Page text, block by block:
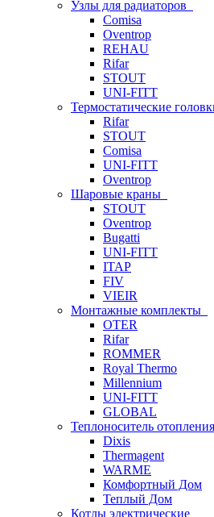
Узлы для радиаторов
Comisa
Oventrop
REHAU
Rifar
STOUT
UNI-FITT
Термостатические
Rifar
STOUT
Comisa
UNI-FITT
Oventrop
Шаровые краны
STOUT
Oventrop
Bugatti
UNI-FITT
ITAP
FIV
VIEIR
Монтажные комплекты
OTER
Rifar
ROMMER
Royal Thermo
Millennium
UNI-FITT
GLOBAL
Теплоноситель отопления
Dixis
Thermagent
WARME
Комфортный Дом
Теплый Дом
Котлы электрические